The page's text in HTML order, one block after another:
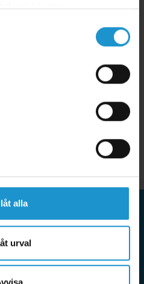
deras tjänster.
alla
urval
högt ställda krav. Vi
i världen av